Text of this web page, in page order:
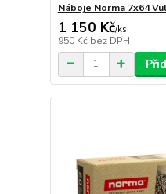
Náboje Norma 7x64
1 150 Kč/ks
950 Kč bez DPH